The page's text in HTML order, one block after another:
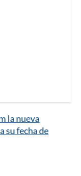
la nueva
su fecha de